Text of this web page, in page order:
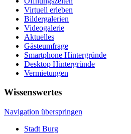
Virtuell erleben
Bildergalerien
Videogalerie
Aktuelles
Gästeumfrage
Smartphone Hintergründe
Desktop Hintergründe
Vermietungen
Wissenswertes
Navigation überspringen
Stadt Burg